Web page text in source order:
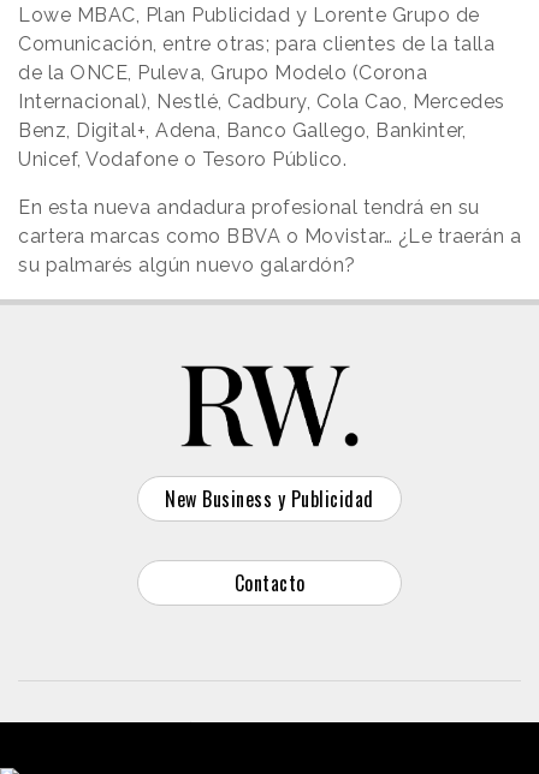
Lowe MBAC, Plan Publicidad y Lorente Grupo de
Comunicación, entre otras; para clientes de la talla
de la ONCE, Puleva, Grupo Modelo (Corona
Internacional), Nestlé, Cadbury, Cola Cao, Mercedes
Benz, Digital+, Adena, Banco Gallego, Bankinter,
Unicef, Vodafone o Tesoro Público.
En esta nueva andadura profesional tendrá en su
cartera marcas como BBVA o Movistar… ¿Le traerán a
su palmarés algún nuevo galardón?
New Business y Publicidad
Contacto